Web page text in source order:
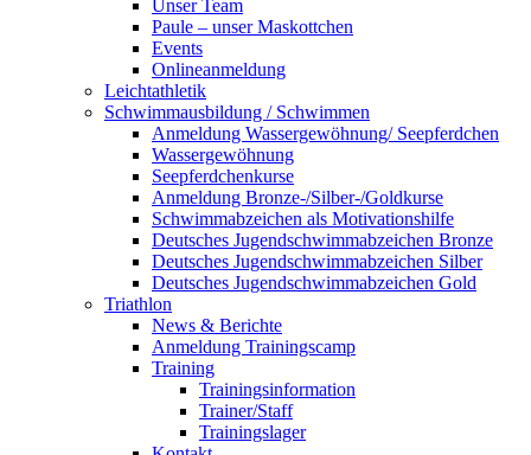
Unser Team
Paule – unser Maskottchen
Events
Onlineanmeldung
Leichtathletik
Schwimmausbildung / Schwimmen
Anmeldung Wassergewöhnung/ Seepferdchen
Wassergewöhnung
Seepferdchenkurse
Anmeldung Bronze-/Silber-/Goldkurse
Schwimmabzeichen als Motivationshilfe
Deutsches Jugendschwimmabzeichen Bronze
Deutsches Jugendschwimmabzeichen Silber
Deutsches Jugendschwimmabzeichen Gold
Triathlon
News & Berichte
Anmeldung Trainingscamp
Training
Trainingsinformation
Trainer/Staff
Trainingslager